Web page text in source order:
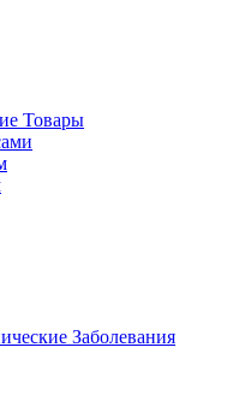
Товары
Заболевания